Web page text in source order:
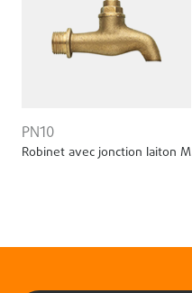
PN10
Robinet avec jonction laiton M